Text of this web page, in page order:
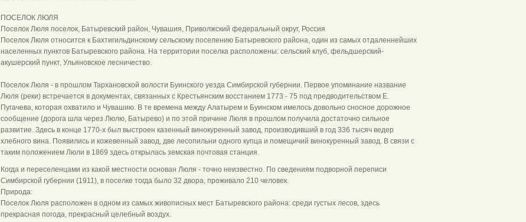
ПОСЕЛОК ЛЮЛЯ
Поселок Люля поселок, Батыревский район, Чувашия, Приволжский федеральный округ, Россия
Поселок Люля относится к Бахтигильдинскому сельскому поселению Батыревского района, один из самых отдаленнейших
населенных пунктов Батыревского района. На территории поселка расположены: сельский клуб, фельдшерский-
акушерский пункт, Ульяновское лесничество.
Поселок Люля - в прошлом Тархановской волости Буинского уезда Симбирской губернии. Первое упоминание название
Люля (реки) встречается в документах, связанных с Крестьянским восстанием 1773 - 75 под предводительством Е.
Пугачева, которая охватило и Чувашию. В те времена между Алатырем и Буинском имелось довольно сносное дорожное
сообщение (дорога шла через Люлю, Батырево) и по этой причине Люля в прошлом получила достаточно сильное
развитие. Здесь в конце 1770-х был выстроен казенный винокуренный завод, производивший в год 336 тысяч ведер
хлебного вина. Появились и кожевенный завод, две лесопильни одного купца и помещичий винокуренный завод. В связи с
таким положением Люли в 1869 здесь открылась земская почтовая станция.
Когда и переселенцами из какой местности основан Люля - точно неизвестно. По сведениям подворной переписи
Симбирской губернии (1911), в поселке тогда было 32 двора, проживало 210 человек.
Природа:
Поселок Люля расположен в одном из самых живописных мест Батыревского района: среди густых лесов, здесь
прекрасная погода, прекрасный целебный воздух.